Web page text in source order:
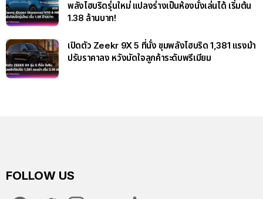
พลังไฮบริดรุ่นใหม่ แปลงร่างเป็นห้องนั่งเล่นได้ เริ่มต้น
1.38 ล้านบาท!
เปิดตัว Zeekr 9X 5 ที่นั่ง ขุมพลังไฮบริด 1,381 แรงม้า
ปรับราคาลง หวังมัดใจลูกค้าระดับพรีเมียม
FOLLOW US